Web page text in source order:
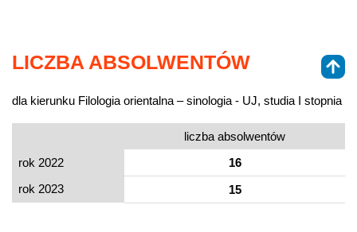
LICZBA ABSOLWENTÓW
dla kierunku Filologia orientalna – sinologia - UJ, studia I stopnia
liczba absolwentów
rok 2022
16
rok 2023
15